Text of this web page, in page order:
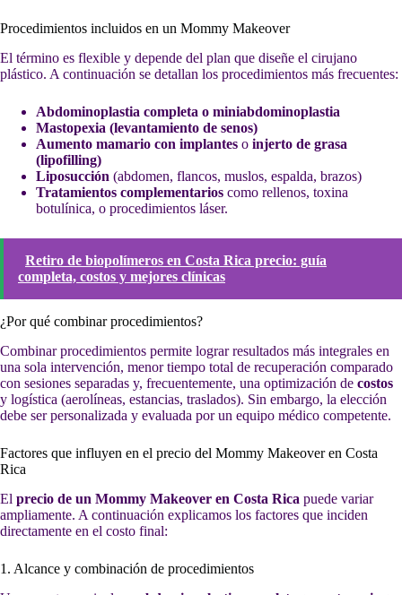
Procedimientos incluidos en un Mommy Makeover
El término es flexible y depende del plan que diseñe el cirujano
plástico. A continuación se detallan los procedimientos más frecuentes:
Abdominoplastia completa o miniabdominoplastia
Mastopexia (levantamiento de senos)
Aumento mamario con implantes o injerto de grasa
(lipofilling)
Liposucción (abdomen, flancos, muslos, espalda, brazos)
Tratamientos complementarios como rellenos, toxina
botulínica, o procedimientos láser.
Retiro de biopolímeros en Costa Rica precio: guía
completa, costos y mejores clínicas
¿Por qué combinar procedimientos?
Combinar procedimientos permite lograr resultados más integrales en
una sola intervención, menor tiempo total de recuperación comparado
con sesiones separadas y, frecuentemente, una optimización de costos
y logística (aerolíneas, estancias, traslados). Sin embargo, la elección
debe ser personalizada y evaluada por un equipo médico competente.
Factores que influyen en el precio del Mommy Makeover en Costa
Rica
El precio de un Mommy Makeover en Costa Rica puede variar
ampliamente. A continuación explicamos los factores que inciden
directamente en el costo final:
1. Alcance y combinación de procedimientos